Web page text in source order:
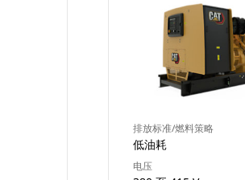
排放标准/燃料策略
低油耗
电压